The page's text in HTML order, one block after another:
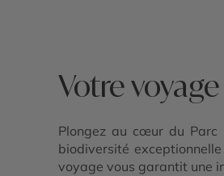
Votre
Plongez au cœur du Parc
biodiversité
voyage vous garantit une